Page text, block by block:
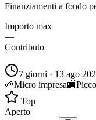
Finanziamenti a fondo
Importo max
—
Contributo
—
7 giorni · 13 ago
🌱Micro impresa🏬
Top
Aperto